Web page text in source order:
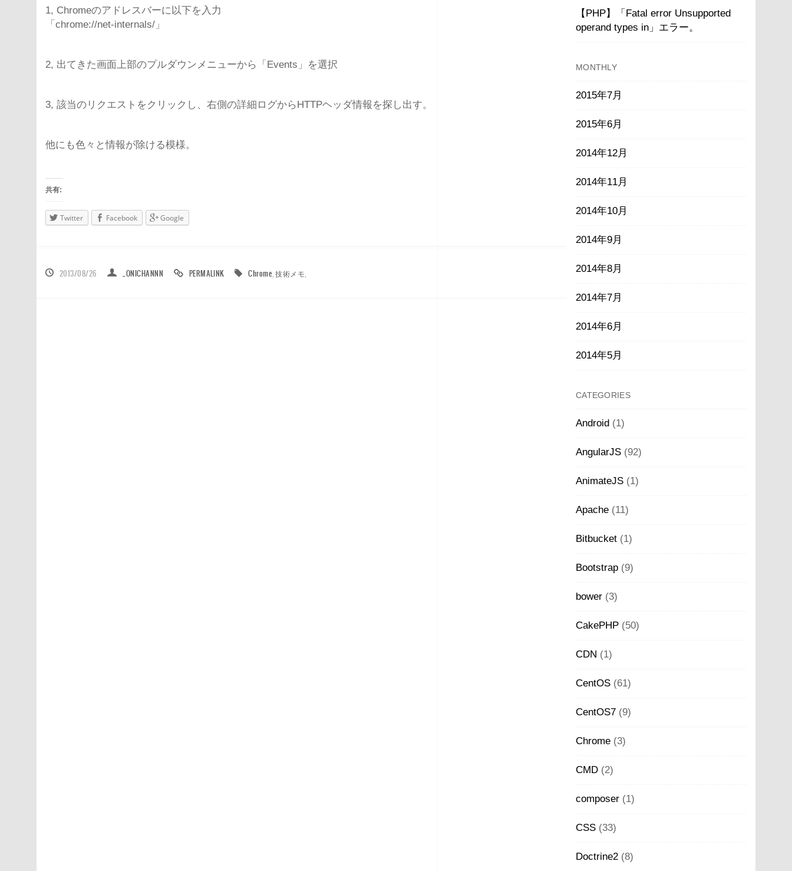
1, Chromeのアドレスバーに以下を入力
「chrome://net-internals/」
2, 出てきた画面上部のプルダウンメニューから「Events」を選択
3, 該当のリクエストをクリックし、右側の詳細ログからHTTPヘッダ情報を探し出す。
他にも色々と情報が除ける模様。
共有:
Twitter Facebook Google
2013/08/26 _ONICHANNN PERMALINK Chrome ,技術メモ
【PHP】「Fatal error Unsupported
operand types in」エラー。
MONTHLY
2015年7月
2015年6月
2014年12月
2014年11月
2014年10月
2014年9月
2014年8月
2014年7月
2014年6月
2014年5月
CATEGORIES
Android (1)
AngularJS (92)
AnimateJS (1)
Apache (11)
Bitbucket (1)
Bootstrap (9)
bower (3)
CakePHP (50)
CDN (1)
CentOS (61)
CentOS7 (9)
Chrome (3)
CMD (2)
composer (1)
CSS (33)
Doctrine2 (8)